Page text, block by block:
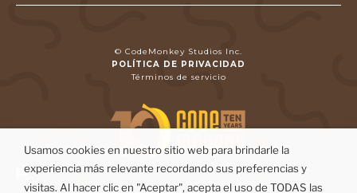
© CodeMonkey Studios Inc.
POLÍTICA DE PRIVACIDAD
Términos de servicio
Usamos cookies en nuestro sitio web para brindarle la
experiencia más relevante recordando sus preferencias y
visitas. Al hacer clic en "Aceptar", acepta el uso de TODAS las